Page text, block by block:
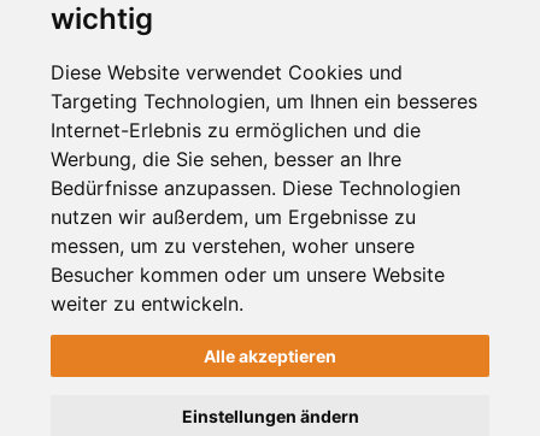
wichtig
Diese Website verwendet Cookies und
Targeting Technologien, um Ihnen ein besseres
Internet-Erlebnis zu ermöglichen und die
Werbung, die Sie sehen, besser an Ihre
Bedürfnisse anzupassen. Diese Technologien
nutzen wir außerdem, um Ergebnisse zu
messen, um zu verstehen, woher unsere
Besucher kommen oder um unsere Website
weiter zu entwickeln.
Alle akzeptieren
Einstellungen ändern
Unternehmen registrieren
NEWSLETTER
Handcrafted with
byHELLWACH Medien